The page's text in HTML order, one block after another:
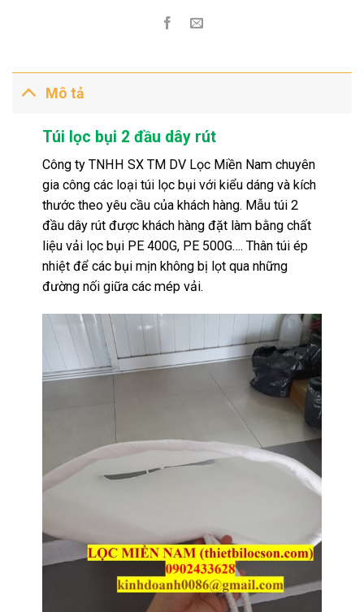
Mô tả
Túi lọc bụi 2 đầu dây rút
Công ty TNHH SX TM DV Lọc Miền Nam chuyên
gia công các loại túi lọc bụi với kiểu dáng và kích
thước theo yêu cầu của khách hàng. Mẫu túi 2
đầu dây rút được khách hàng đặt làm bằng chất
liệu vải lọc bụi PE 400G, PE 500G….Thân túi ép
nhiệt để các bụi mịn không bị lọt qua những
đường nối giữa các mép vải.